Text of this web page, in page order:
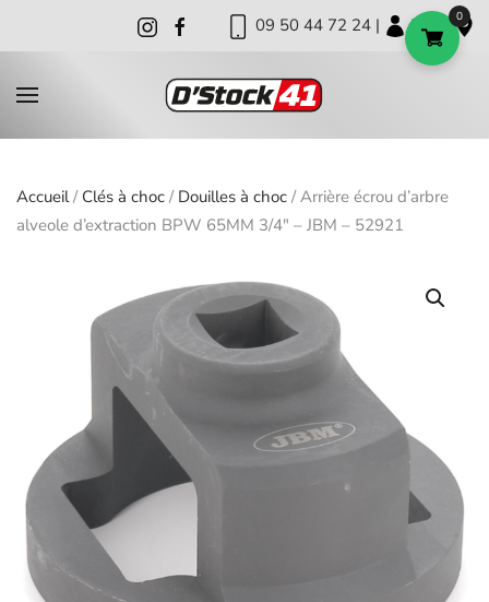
09 50 44 72 24 | | |
Accueil/ Clés à choc / Douilles à choc / Arrière écrou d’arbre
alveole d’extraction BPW 65MM 3/4″ – JBM – 52921
0